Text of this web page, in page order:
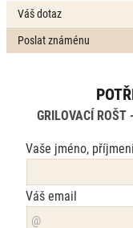
Váš dotaz
Poslat známénu
GRILOVACÍ
Vaše jméno,
Váš email